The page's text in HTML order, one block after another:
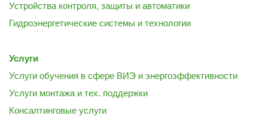
Устройства контроля, защиты и автоматики
Гидроэнергетические системы и технологии
Услуги
Услуги обучения в сфере ВИЭ и энергоэффективности
Услуги монтажа и тех. поддержки
Консалтинговые услуги